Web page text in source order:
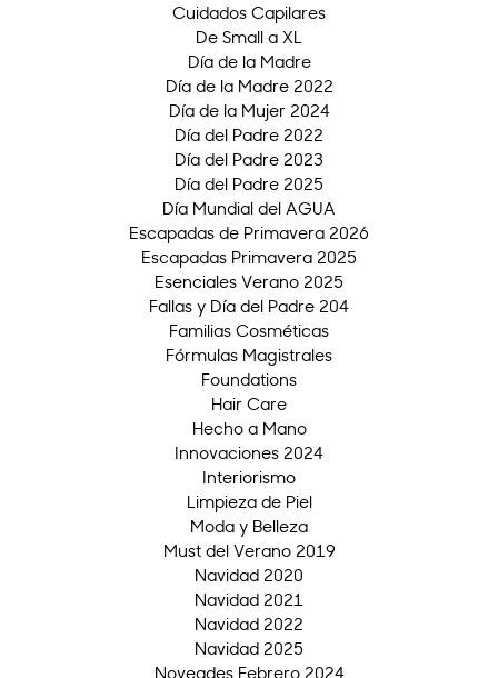
Cuidados Capilares
De Small a XL
Día de la Madre
Día de la Madre 2022
Día de la Mujer 2024
Día del Padre 2022
Día del Padre 2023
Día del Padre 2025
Día Mundial del AGUA
Escapadas de Primavera 2026
Escapadas Primavera 2025
Esenciales Verano 2025
Fallas y Día del Padre 204
Familias Cosméticas
Fórmulas Magistrales
Foundations
Hair Care
Hecho a Mano
Innovaciones 2024
Interiorismo
Limpieza de Piel
Moda y Belleza
Must del Verano 2019
Navidad 2020
Navidad 2021
Navidad 2022
Navidad 2025
Noveades Febrero 2024